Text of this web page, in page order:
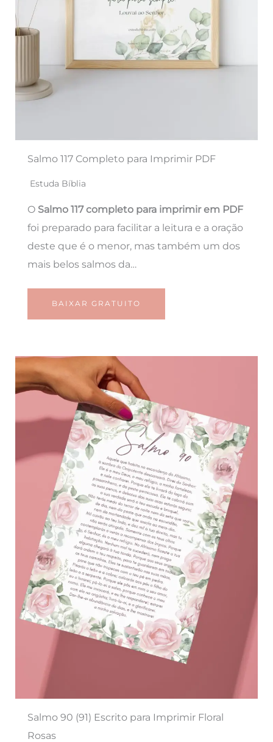
Salmo 117 Completo para Imprimir PDF
Estuda Bíblia
O Salmo 117 completo para imprimir em PDF
foi preparado para facilitar a leitura e a oração
deste que é o menor, mas também um dos
mais belos salmos da…
BAIXAR GRATUITO
Salmo 90 (91) Escrito para Imprimir Floral
Rosas